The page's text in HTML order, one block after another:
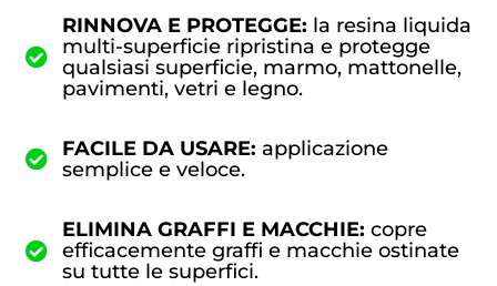
RINNOVA E PROTEGGE: la resina liquida
multi-superficie ripristina e protegge
qualsiasi superficie, marmo, mattonelle,
pavimenti, vetri e legno.
FACILE DA USARE: applicazione
semplice e veloce.
ELIMINA GRAFFI E MACCHIE: copre
efficacemente graffi e macchie ostinate
su tutte le superfici.